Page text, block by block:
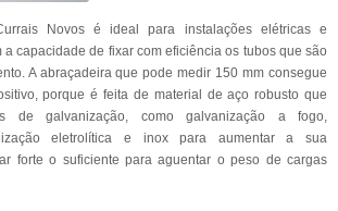
Novos é ideal para instalações elétricas e
a capacidade de fixar com eficiência os tubos que são
A abraçadeira que pode medir 150 mm consegue
porque é feita de material de aço robusto que
de galvanização, como galvanização a fogo,
eletrolítica e inox para aumentar a sua
forte o suficiente para aguentar o peso de cargas